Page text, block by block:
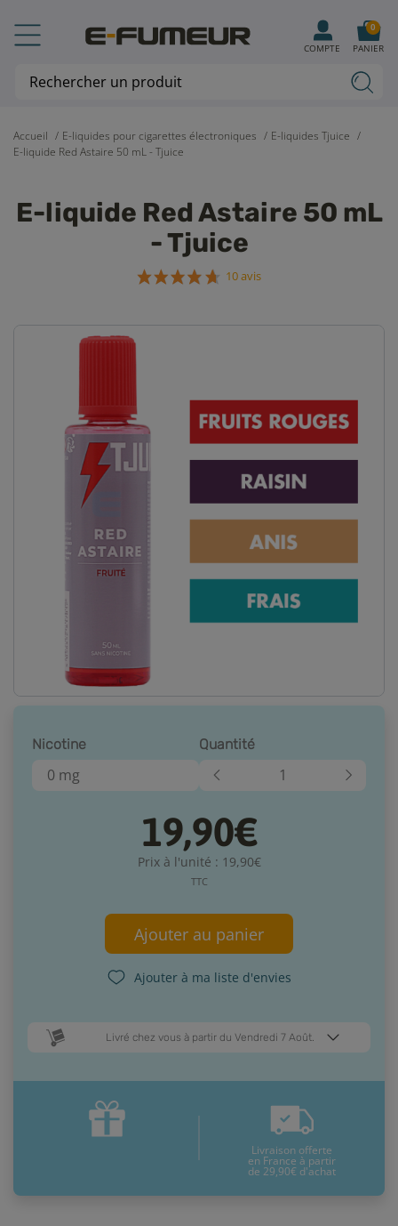
Accueil E-liquides pour cigarettes électroniques
E-liquides Tjuice
E-liquide Red Astaire 50 mL - Tjuice
E-liquide Red Astaire 50 mL
- Tjuice
10 avis
Nicotine
0 mg
Quantité
19,90€
Prix à l'unité : 19,90€
TTC
Ajouter au panier
Ajouter à ma liste d'envies
Livré chez vous à partir du Vendredi 7 Août.
Lundi 10 Août Vendredi 7 Août
* Pour une livraison en France métropolitaine+ d'infos
Livraison offerte
en France à partir
de 29,90€ d'achat
COMPTE PANIER
0